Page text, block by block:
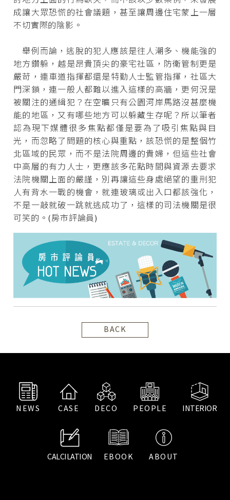
成讓大眾恐慌的社會議題，甚至讓周邊住宅蒙上一層
不切實際的陰影。
舉例而論，逃脫的犯人應該是往人潮多、機能強的
地方鑽躲，越是昂貴頂尖的豪宅社區，防衛管制更是
嚴苛，連車道指揮都還是特勤人士監管指揮，社區大
門深鎖，連一般人都難以進入這樣的高牆，更何況是
被關注的通緝犯？在空曠只有公園河岸馬路沒甚麼機
能的地區，又有哪些地方可以躲藏生存呢？所以筆者
認為現下媒體很多焦點都僅是要為了吸引焦點與目
光，而忽略了問題的核心與重點，該恐慌的是整個竹
北區域的民眾，而不是法院周邊的貴婦，但這些社會
中高層的有力人士，更應該多花點時間與資源去要求
法院機關上面的嚴謹，別再讓這些身處絕望的重刑犯
人有背水一戰的機會，就連玻璃或出入口都該強化，
不是一敲就破一跳就逃成功了，這樣的司法機關是很
可笑的。(房市評論員)
BACK
NEWS CASE DECO PEOPLE INTERIOR
CALCILATION EBOOK ABOUT